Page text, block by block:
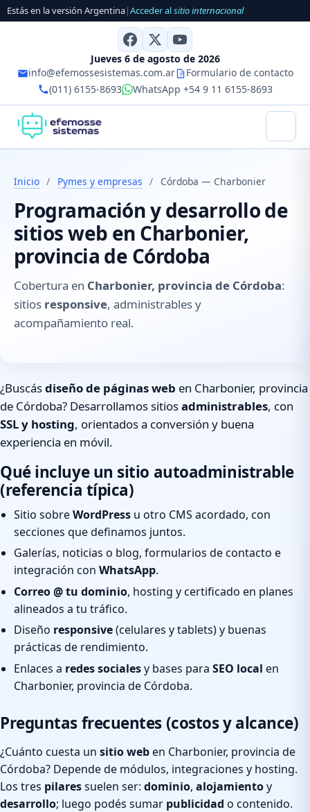
Estás en la versión Argentina|Acceder alsitio internacional
Jueves 6 de agosto de 2026
info@efemossesistemas.com.ar
Formulario de contacto
(011) 6155-8693
WhatsApp +54 9 11 6155-8693
Inicio / Pymes y empresas / Córdoba — Charbonier
Programación y desarrollo de
sitios web en Charbonier,
provincia de Córdoba
Cobertura en Charbonier, provincia de Córdoba:
sitios responsive, administrables y
acompañamiento real.
¿Buscásdiseño de páginas web en Charbonier, provincia
de Córdoba? Desarrollamos sitiosadministrables, con
SSL y hosting, orientados a conversión y buena
experiencia en móvil.
Qué incluye un sitio autoadministrable
(referencia típica)
Sitio sobreWordPress u otro CMS acordado, con
secciones que definamos juntos.
Galerías, noticias o blog, formularios de contacto e
integración con WhatsApp.
Correo @ tu dominio, hosting y certificado en planes
alineados a tu tráfico.
Diseño responsive(celulares y tablets) y buenas
prácticas de rendimiento.
Enlaces a redes socialesy bases para SEO local en
Charbonier, provincia de Córdoba.
Preguntas frecuentes (costos y alcance)
¿Cuánto cuesta un sitio weben Charbonier, provincia de
Córdoba? Depende de módulos, integraciones y hosting.
Los tres pilaressuelen ser: dominio, alojamientoy
desarrollo; luego podés sumar publicidad o contenido.